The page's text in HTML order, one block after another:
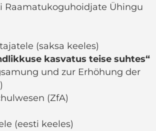
Raamatukoguhoidjate Ühingu
(saksa keeles)
kasvatus teise suhtes“
und zur Erhöhung der
(ZfA)
(eesti keeles)